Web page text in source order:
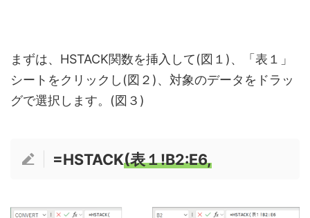
まずは、HSTACK関数を挿入して(図１)、「表１」
シートをクリックし(図２)、対象のデータをドラッ
グで選択します。(図３)
=HSTACK(表１!B2:E6,